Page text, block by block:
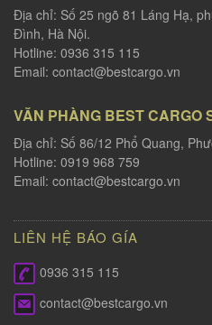
Địa chỉ: Số 25 ngõ 81 Láng Hạ,
Đình, Hà Nội.
Hotline: 0936 315 115
Email: contact@bestcargo.vn
VĂN PHÀNG BEST CARGO
Địa chỉ: Số 86/12 Phổ Quang,
Hotline: 0919 968 759
Email: contact@bestcargo.vn
LIÊN HỆ BÁO GÍA
0936 315 115
contact@bestcargo.vn